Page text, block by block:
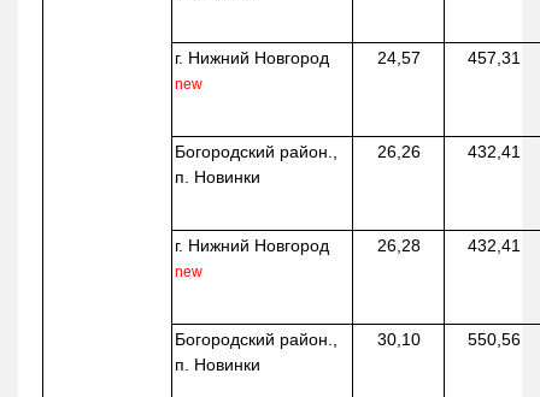
г. Нижний Новгород
new
24,57 457,31
Богородский район.,
п. Новинки
26,26 432,41
г. Нижний Новгород
new
26,28 432,41
Богородский район.,
п. Новинки
30,10 550,56